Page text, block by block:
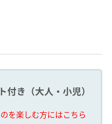
き（大人・小児）
を楽しむ方にはこちら